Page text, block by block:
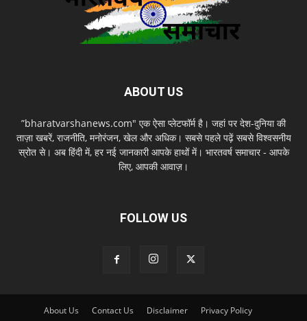
ABOUT US
”bharatvarshanews.com" एक ऐसा प्लेटफॉर्म है। जहां पर देश-दुनिया की
ताज़ा खबरें, राजनीति, मनोरंजन, खेल और अधिक। सबसे पहले पढ़ें सबसे विश्वसनीय
स्रोत से। अब हिंदी में, हर नई जानकारी आपके हाथों में। भारतवर्ष समाचार - आपके
लिए, आपकी आवाज़।
FOLLOW US
About Us Contact Us Disclaimer
Privacy Policy